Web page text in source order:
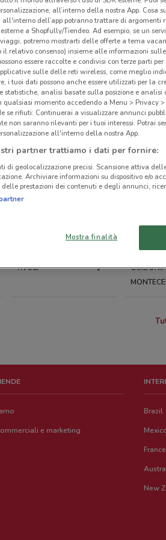
volantini nella tua zona.
APRILIA ARICCIA
TIVOLI
e marketing
Brazil
France
New
all’interno della nostra App. Cosa
all'interno dell’app potranno trattare di
a Shopfully/Tiendeo. Ad esempio, se un
potremo mostrarti delle offerte a tema
il relativo consenso) insieme alle informazioni
essere raccolte e condivisi con terze parti
sulle delle reti wireless, come meglio
i tuoi dati possono anche essere utilizzati per la
statistiche, analisi basate sulla posizione e
qualsiasi momento accedendo a Menu > Privacy
se rifiuti: Continuerai a visualizzare annunci
non saranno rilevanti per i tuoi interessi. Potrai
all'interno della nostra App.
partner trattiamo i dati per fornire:
di geolocalizzazione precisi. Scansione attiva
Archiviare informazioni su dispositivo e/o
prestazioni dei contenuti e degli annunci,
Mostra finalità